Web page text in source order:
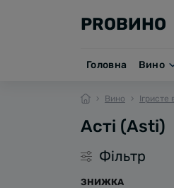
PROВИНО
Головна Вино
Вино Ігристе
Асті (Asti)
Фільтр
ЗНИЖКА